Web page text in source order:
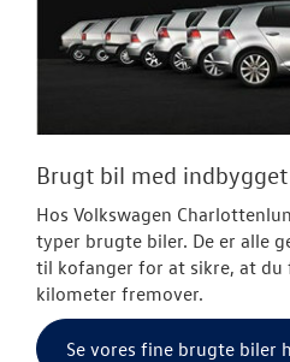
Brugt bil med
Hos Volkswagen
typer brugte biler. De er alle
til kofanger for at sikre, at
kilometer fremover.
Se vores fine brugte biler